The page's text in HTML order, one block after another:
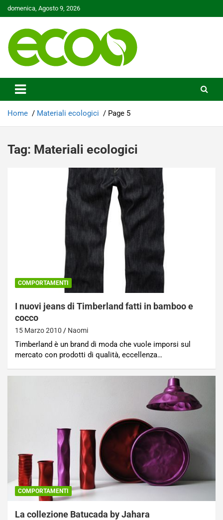
Skip
to
domenica, Agosto 9, 2026
Ecoo.it
Home Materiali ecologici Page 5
Tag: Materiali ecologici
COMPORTAMENTI
I nuovi jeans di Timberland fatti in bamboo e
cocco
15 Marzo 2010 Naomi
Timberland è un brand di moda che vuole imporsi sul
mercato con prodotti di qualità, eccellenza…
COMPORTAMENTI
La collezione Batucada by Jahara